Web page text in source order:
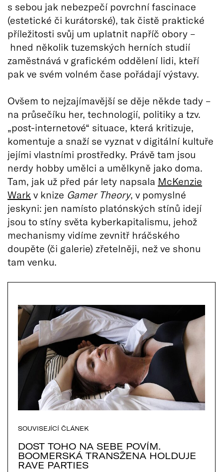
s sebou jak nebezpečí povrchní fascinace
(estetické či kurátorské), tak čistě praktické
příležitosti svůj um uplatnit napříč obory –
hned několik tuzemských herních studií
zaměstnává v grafickém oddělení lidi, kteří
pak ve svém volném čase pořádají výstavy.
Ovšem to nejzajímavější se děje někde tady –
na průsečíku her, technologií, politiky a tzv.
„post-internetové“ situace, která kritizuje,
komentuje a snaží se vyznat v digitální kultuře
jejími vlastními prostředky. Právě tam jsou
nerdy hobby umělci a umělkyně jako doma.
Tam, jak už před pár lety napsala McKenzie
Wark v knize Gamer Theory, v pomyslné
jeskyni: jen namísto platónských stínů idejí
jsou to stíny světa kyberkapitalismu, jehož
mechanismy vidíme zevnitř hráčského
doupěte (či galerie) zřetelněji, než ve shonu
tam venku.
SOUVISEJÍCÍ ČLÁNEK
DOST TOHO NA SEBE POVÍM.
BOOMERSKÁ TRANSŽENA HOLDUJE
RAVE PARTIES